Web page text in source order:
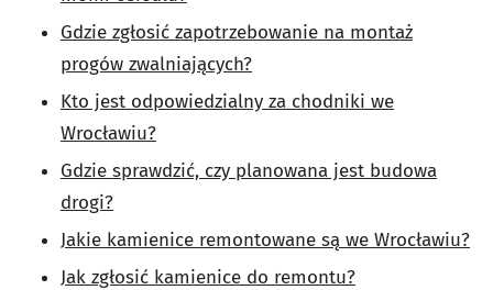
Gdzie zgłosić zapotrzebowanie na montaż
progów zwalniających?
Kto jest odpowiedzialny za chodniki we
Wrocławiu?
Gdzie sprawdzić, czy planowana jest budowa
drogi?
Jakie kamienice remontowane są we Wrocławiu?
Jak zgłosić kamienice do remontu?